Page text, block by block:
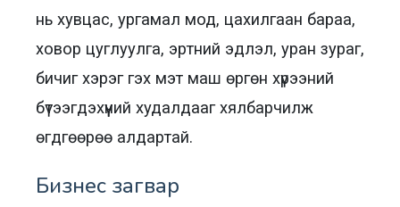
нь хувцас, ургамал мод, цахилгаан бараа,
ховор цуглуулга, эртний эдлэл, уран зураг,
бичиг хэрэг гэх мэт маш өргөн хүрээний
бүтээгдэхүүний худалдааг хялбарчилж
өгдгөөрөө алдартай.
Бизнес загвар